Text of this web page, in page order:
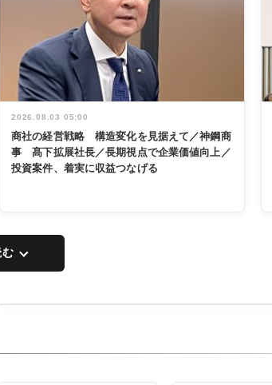
2026.08.03 05:00
商社の経営戦略 構造変化を見据えて／神鋼商
事 髙下拡展社長／長期視点で企業価値向上／
投資案件、着実に収益つなげる
む